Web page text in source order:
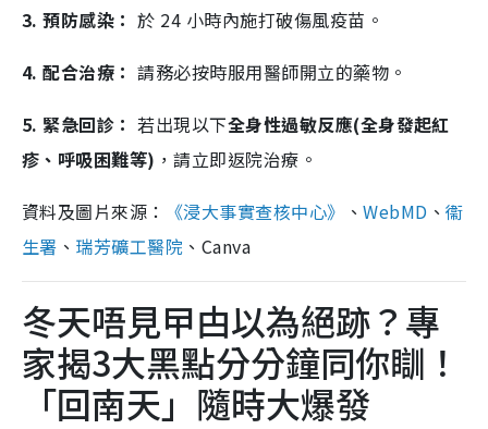
3. 預防感染： 於 24 小時內施打破傷風疫苗。
4. 配合治療： 請務必按時服用醫師開立的藥物。
5. 緊急回診： 若出現以下全身性過敏反應(全身發起紅
疹、呼吸困難等) ，請立即返院治療。
資料及圖片來源：
《浸大事實查核中心》 、WebMD 、衞
生署 、 瑞芳礦工醫院 、Canva
冬天唔見曱甴以為絕跡？專
家揭3大黑點分分鐘同你瞓！
「回南天」隨時大爆發